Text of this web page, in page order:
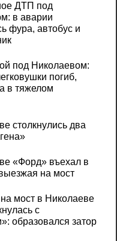
пьяный
ДТП под
в аварии
фура, автобус и
под Николаевом:
погиб,
в тяжелом
столкнулись два
«Форд» въехал в
на мост
мост в Николаеве
с
образовался затор